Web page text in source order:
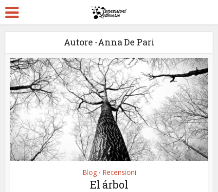
Autore -Anna De Pari
Blog • Recensioni
El árbol